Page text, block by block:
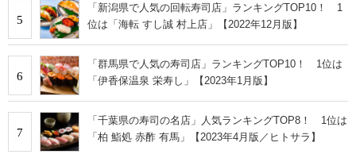
5
「新潟県で人気の回転寿司店」ランキングTOP10！ 1
位は「海転 すし誠 村上店」【2022年12月版】
6
「群馬県で人気の寿司店」ランキングTOP10！ 1位は
「伊香保温泉 栄寿し」【2023年1月版】
7
「千葉県の寿司の名店」人気ランキングTOP8！ 1位は
「柏 鮨処 赤酢 有馬」【2023年4月版／ヒトサラ】